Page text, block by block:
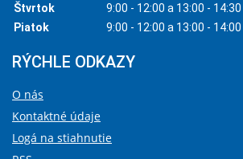
Štvrtok
9:00 - 12:00 a 13:00 - 14:30
Piatok
9:00 - 12:00 a 13:00 - 14:00
RÝCHLE ODKAZY
O nás
Kontaktné údaje
Logá na stiahnutie